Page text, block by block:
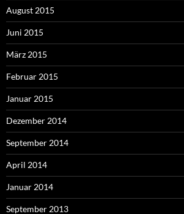
August 2015
Juni 2015
März 2015
Februar 2015
Januar 2015
Dezember 2014
September 2014
April 2014
Januar 2014
September 2013